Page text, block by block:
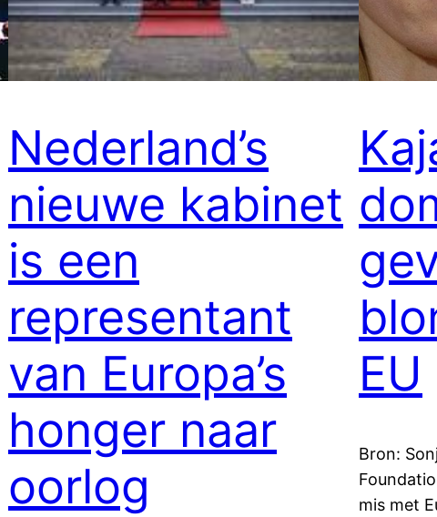
Nederland’s
nieuwe kabinet
is een
representant
van Europa’s
honger naar
oorlog
EU
Bron:
mis met